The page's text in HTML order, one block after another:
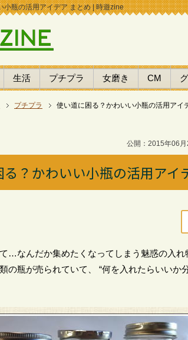
小瓶の活用アイデア まとめ | 時遊zine
生活 プチプラ 女磨き CM
プチプラ 使い道に困る？かわいい小瓶の活用アイ
公開：2015年06
？かわいい小瓶の活用アイ
…なんだか集めたくなってしまう魅惑の入れ
の瓶が売られていて、 “何を入れたらいいか